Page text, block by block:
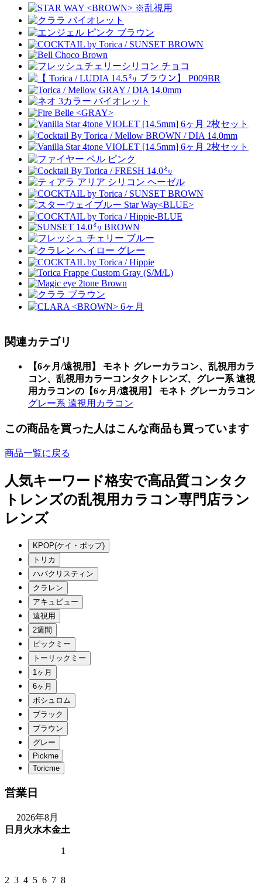
関連カテゴリ
【6ヶ月/遠視用】 モネト グレーカラコン、乱視用カラ
コン、乱視用カラーコンタクトレンズ、グレー系 遠視
用カラコンの【6ヶ月/遠視用】 モネト グレーカラコン
グレー系 遠視用カラコン
この商品を買った人はこんな商品も買っています
商品一覧に戻る
人気キーワード格安で高品質コンタク
トレンズの乱視用カラコン専門店ラン
レンズ
営業日
2026年8月
日 月 火水木金土
1
2 3 4 5 6 7 8